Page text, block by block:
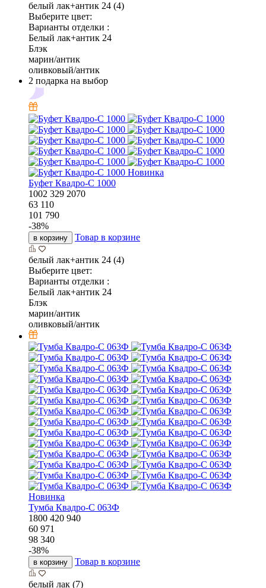
белый лак+антик 24 (4)
Выберите цвет:
Варианты отделки :
Белый лак+антик 24
Блэк
марин/антик
оливковый/антик
2 подарка на выбор
Новинка
Буфет Квадро-С 1000
1002 329 2070
63 110
101 790
-38%
в корзину Товар в корзине
белый лак+антик 24 (4)
Выберите цвет:
Варианты отделки :
Белый лак+антик 24
Блэк
марин/антик
оливковый/антик
Новинка
Тумба Квадро-С 063Ф
1800 420 940
60 971
98 340
-38%
в корзину Товар в корзине
белый лак (7)